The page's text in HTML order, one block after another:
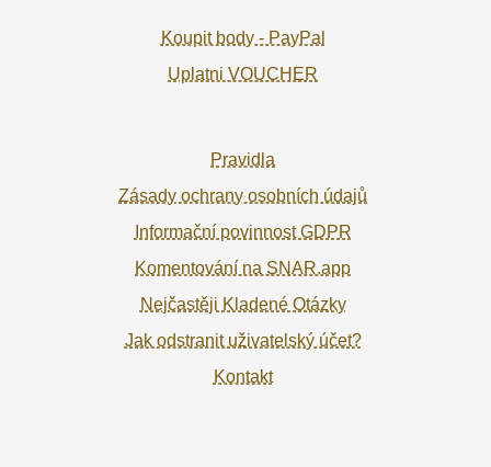
Koupit body - PayPal
Uplatni VOUCHER
Pravidla
Zásady ochrany osobních údajů
Informační povinnost GDPR
Komentování na SNAR.app
Nejčastěji Kladené Otázky
Jak odstranit uživatelský účet?
Kontakt